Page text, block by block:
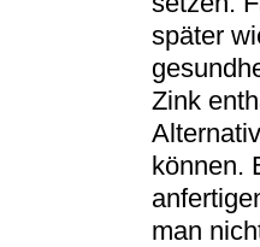
später
Zink
können.
man